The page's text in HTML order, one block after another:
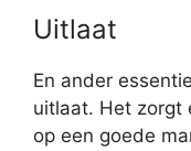
Uitlaat
En ander
uitlaat. Het zorgt
op een goede